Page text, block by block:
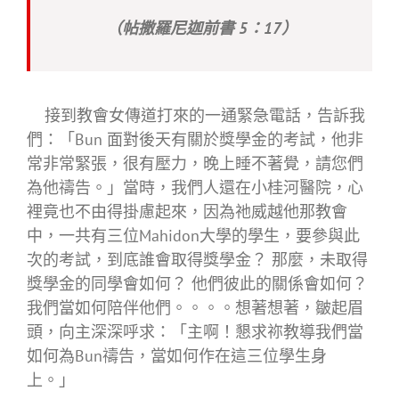
（帖撒羅尼迦前書 5：17）
接到教會女傳道打來的一通緊急電話，告訴我
們：「Bun 面對後天有關於獎學金的考試，他非
常非常緊張，很有壓力，晚上睡不著覺，請您們
為他禱告。」當時，我們人還在小桂河醫院，心
裡竟也不由得掛慮起來，因為祂威越他那教會
中，一共有三位Mahidon大學的學生，要參與此
次的考試，到底誰會取得獎學金？ 那麼，未取得
獎學金的同學會如何？ 他們彼此的關係會如何？
我們當如何陪伴他們。。。。想著想著，皺起眉
頭，向主深深呼求：「主啊！懇求祢教導我們當
如何為Bun禱告，當如何作在這三位學生身
上。」